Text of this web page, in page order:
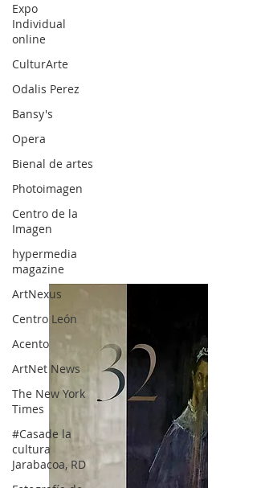
Expo
Individual
online
CulturArte
Odalis Perez
Bansy's
Opera
Bienal de artes
Photoimagen
Centro de la
Imagen
hypermedia
magazine
ArtNexus
Centro León
Acento
ArtNet News
The New York
Times
#Casade la
cultura
Jarabacoa, RD